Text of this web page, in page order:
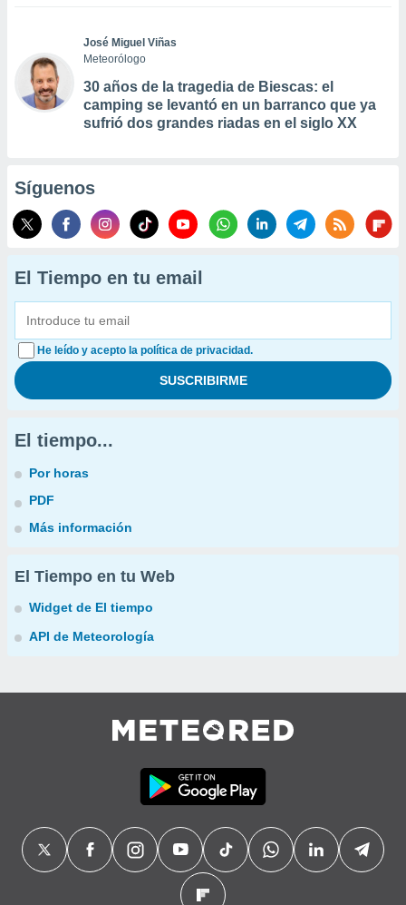
José Miguel Viñas
Meteorólogo
30 años de la tragedia de Biescas: el
camping se levantó en un barranco que ya
sufrió dos grandes riadas en el siglo XX
Síguenos
El Tiempo en tu email
He leído y acepto la política de privacidad.
El tiempo...
Por horas
PDF
Más información
El Tiempo en tu Web
Widget de El tiempo
API de Meteorología